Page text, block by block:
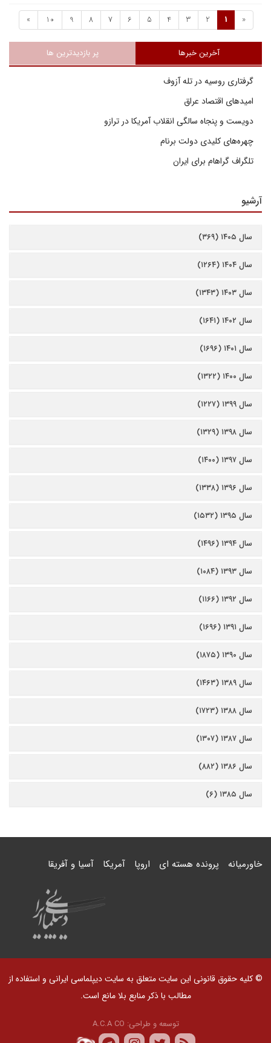
«
1
2
3
4
5
6
7
8
9
10
»
آخرین خبرها پر بازدیدترین ها
گرفتاری روسیه در تله آزوف
امیدهای اقتصاد عراق
دویست و پنجاه سالگی انقلاب آمریکا در ترازو
چهره‌های کلیدی دولت برنام
تلگراف گراهام برای ایران
آرشیو
سال ۱۴۰۵ (۳۶۹)
سال ۱۴۰۴ (۱۲۶۴)
سال ۱۴۰۳ (۱۳۴۳)
سال ۱۴۰۲ (۱۶۴۱)
سال ۱۴۰۱ (۱۶۹۶)
سال ۱۴۰۰ (۱۳۲۲)
سال ۱۳۹۹ (۱۲۲۷)
سال ۱۳۹۸ (۱۳۲۹)
سال ۱۳۹۷ (۱۴۰۰)
سال ۱۳۹۶ (۱۳۳۸)
سال ۱۳۹۵ (۱۵۳۲)
سال ۱۳۹۴ (۱۴۹۶)
سال ۱۳۹۳ (۱۰۸۴)
سال ۱۳۹۲ (۱۱۶۶)
سال ۱۳۹۱ (۱۶۹۶)
سال ۱۳۹۰ (۱۸۷۵)
سال ۱۳۸۹ (۱۴۶۳)
سال ۱۳۸۸ (۱۷۲۳)
سال ۱۳۸۷ (۱۳۰۷)
سال ۱۳۸۶ (۸۸۲)
سال ۱۳۸۵ (۶)
خاورمیانه پرونده هسته ای اروپا آمریکا آسیا و آفریقا
© کلیه حقوق قانونی این سایت متعلق به سایت دیپلماسی ایرانی و استفاده از
مطالب با ذکر منابع بلا مانع است.
توسعه و طراحی: A.C.A CO